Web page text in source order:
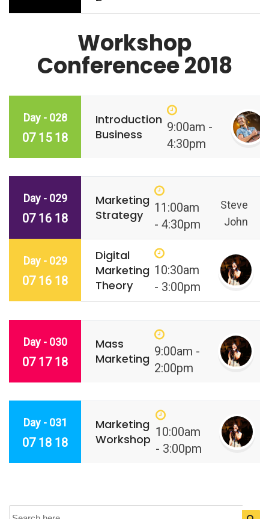
Workshop
Conferencee 2018
Day - 028
07 15 18
Introduction
Business
9:00am -
4:30pm
Day - 029
07 16 18
Marketing
Strategy
11:00am
- 4:30pm
Steve
John
Day - 029
07 16 18
Digital
Marketing
Theory
10:30am
- 3:00pm
Day - 030
07 17 18
Mass
Marketing 9:00am -
2:00pm
Day - 031
07 18 18
Marketing
Workshop 10:00am
- 3:00pm